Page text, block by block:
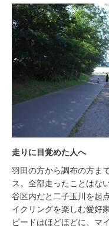
走りに目覚めた人へ
羽田の方から調布の方ま
ス。全部走ったことはな
谷区内だと二子玉川を起
イクリングを楽しむ愛好
ピードはほどほどに、マ